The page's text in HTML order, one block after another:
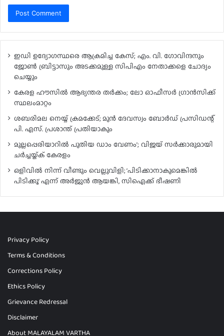
ഇഡി ഉദ്യോഗസ്ഥരെ ആക്രമിച്ച കേസ്; എം. വി. ഗോവിന്ദനും
ജോൺ ബ്രിട്ടാസും അടക്കമുള്ള സിപിഎം നേതാക്കളെ ചോദ്യം
ചെയ്യും
കേരള ഹൗസിൽ ആഭ്യന്തര തർക്കം; ലോ ഓഫീസർ ഗ്രാൻസിക്ക്
സ്ഥലംമാറ്റം
ശബരിമല നെയ്യ് ക്രമക്കേട്; മുൻ ദേവസ്വം ബോർഡ് പ്രസിഡന്റ്
പി. എസ്. പ്രശാന്ത് പ്രതിയാകും
മുല്ലപ്പെരിയാറിൽ പുതിയ ഡാം വേണം’; വിജയ് സർക്കാരുമായി
ചർച്ചയ്ക്ക് കേരളം
ഒളിവിൽ നിന്ന് വീണ്ടും വെല്ലുവിളി; ‘പിടിക്കാനാകുമെങ്കിൽ
പിടിക്കൂ’ എന്ന് അർജുൻ ആയങ്കി, സിഐക്ക് ഭീഷണി
Privacy Policy
Terms & Conditions
Corrections Policy
Ethics Policy
Grievance Redressal
Disclaimer
About MALAYALAM VARTHA